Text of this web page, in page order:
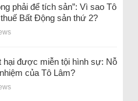
phải để tích sản”: Vì sao Tô
Bất Động sản thứ 2?
hại được miễn tội hình sự: Nỗ
của Tô Lâm?